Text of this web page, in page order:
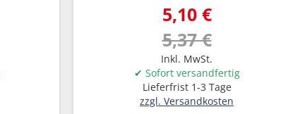
5,10 €
5,37 €
Inkl. MwSt.
✔ Sofort versandfertig
Lieferfrist 1-3 Tage
zzgl. Versandkosten